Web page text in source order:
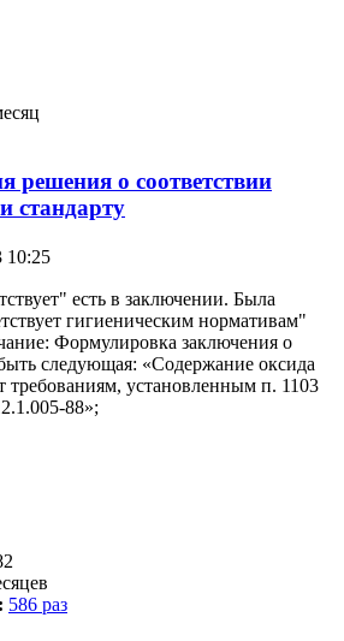
решения о соответствии
стандарту
10:25
есть в заключении. Была
гигиеническим нормативам"
Формулировка заключения о
следующая: «Содержание оксида
требованиям, установленным п. 1103
88»;
586 раз